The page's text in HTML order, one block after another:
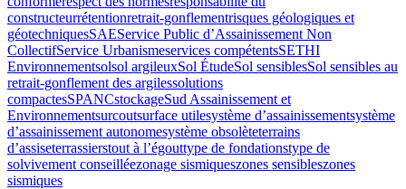
constructeurrétentionretrait-gonflementrisques géologiques et
géotechniquesSAEService Public d’Assainissement Non
CollectifService Urbanismeservices compétentsSETHI
Environnementsolsol argileuxSol ÉtudeSol sensiblesSol sensibles au
retrait-gonflement des argilessolutions
compactesSPANCstockageSud Assainissement et
Environnementsurcoutsurface utilesystème d’assainissementsystème
d’assainissement autonomesystème obsolèteterrains
d’assiseterrassierstout à l’égouttype de fondationstype de
solvivement conseilléezonage sismiqueszones sensibleszones
sismiques